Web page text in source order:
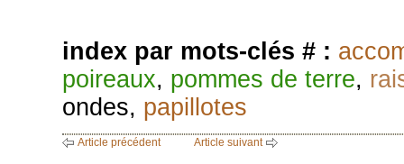
index par mots-clés # :
poireaux, pommes de terre,
ondes, papillotes
Article précédent Article suivant